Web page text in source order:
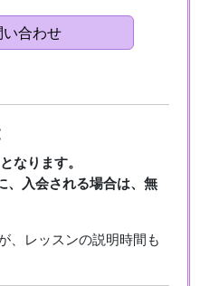
合わせ
なります。
、入会される場合は、無
、レッスンの説明時間も